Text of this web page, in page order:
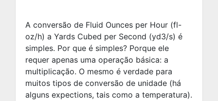
A conversão de Fluid Ounces per Hour (fl-
oz/h) a Yards Cubed per Second (yd3/s) é
simples. Por que é simples? Porque ele
requer apenas uma operação básica: a
multiplicação. O mesmo é verdade para
muitos tipos de conversão de unidade (há
alguns expections, tais como a temperatura).